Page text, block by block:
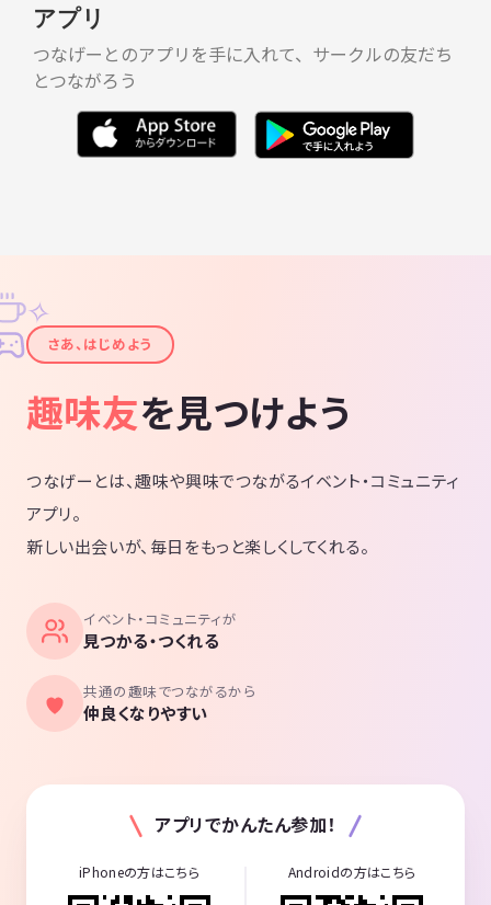
アプリ
つなげーとのアプリを手に入れて、サークルの友だち
とつながろう
✦
✧
さあ、はじめよう
趣味友を見つけよう
つなげーとは、趣味や興味でつながるイベント・コミュニティ
アプリ。
新しい出会いが、毎日をもっと楽しくしてくれる。
イベント・コミュニティが
見つかる・つくれる
共通の趣味でつながるから
仲良くなりやすい
アプリでかんたん参加！
iPhoneの方はこちら Androidの方はこちら